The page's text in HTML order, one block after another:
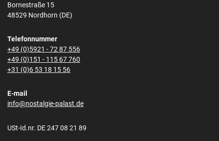
Bornestraße 15
48529 Nordhorn (DE)
Telefonnummer
+49 (0)5921 - 72 87 556
+49 (0)151 - 115 67 760
+31 (0)6 53 18 15 56
E-mail
info@nostalgie-palast.de
USt-Id.nr. DE 247 08 21 89